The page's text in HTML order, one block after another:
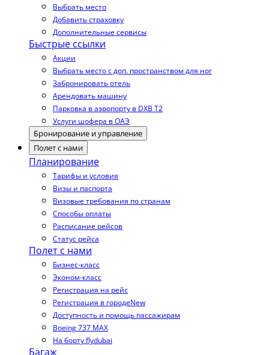
Выбрать место
Добавить страховку
Дополнительные сервисы
Быстрые ссылки
Акции
Выбрать место с доп. пространством для ног
Забронировать отель
Арендовать машину
Парковка в аэропорту в DXB T2
Услуги шофера в ОАЭ
Бронирование и управление
Полет с нами
Планирование
Тарифы и условия
Визы и паспорта
Визовые требования по странам
Способы оплаты
Расписание рейсов
Статус рейса
Полет с нами
Бизнес-класс
Эконом-класс
Регистрация на рейс
Регистрация в городеNew
Доступность и помощь пассажирам
Boeing 737 MAX
На борту flydubai
Багаж